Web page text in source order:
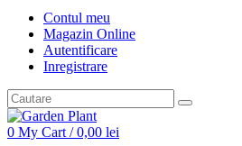
Contul meu
Magazin Online
Autentificare
Inregistrare
0 My Cart /0,00 lei